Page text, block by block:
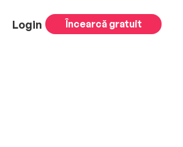
Login Încearcă gratuit